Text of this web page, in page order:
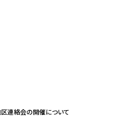
連絡会の開催について